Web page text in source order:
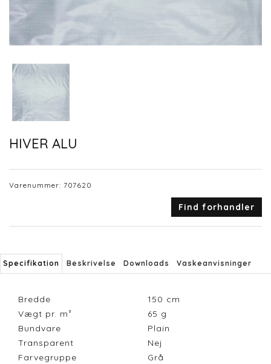
HIVER ALU
Varenummer: 707620
Find forhandler
Specifikation Beskrivelse Downloads Vaskeanvisninger
Bredde 150 cm
Vægt pr. m²
65 g
Bundvare
Plain
Transparent
Nej
Farvegruppe
Grå